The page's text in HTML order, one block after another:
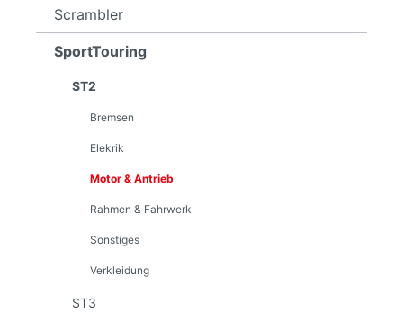
Scrambler
SportTouring
ST2
Bremsen
Elekrik
Motor & Antrieb
Rahmen & Fahrwerk
Sonstiges
Verkleidung
ST3